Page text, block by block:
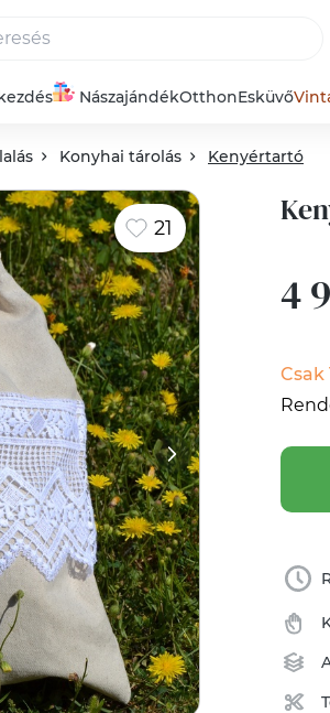
NászajándékOtthonEsküvő
Konyhai tárolás Kenyértartó
21
4
Csak